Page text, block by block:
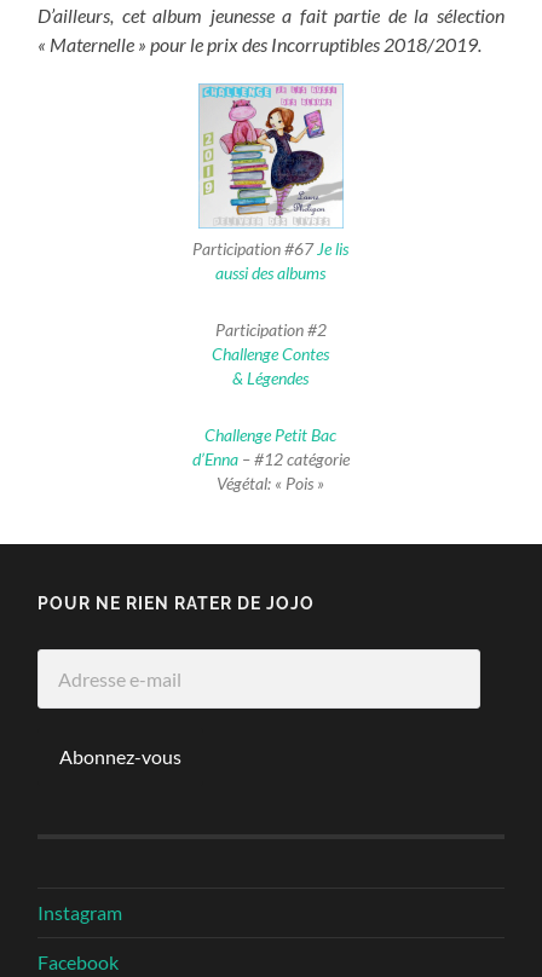
D’ailleurs, cet album jeunesse a fait partie de la sélection
« Maternelle » pour le prix des Incorruptibles 2018/2019.
Participation #67Je lis
aussi des albums
Participation #2
Challenge Contes
& Légendes
Challenge Petit Bac
d’Enna– #12 catégorie
Végétal: « Pois »
POUR NE RIEN RATER DE JOJO
Abonnez-vous
Instagram
Facebook